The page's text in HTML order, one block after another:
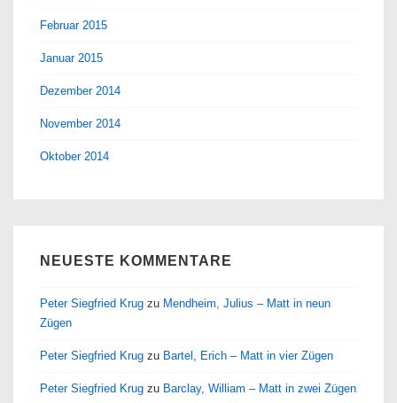
Februar 2015
Januar 2015
Dezember 2014
November 2014
Oktober 2014
NEUESTE KOMMENTARE
Peter Siegfried Krug zu Mendheim, Julius – Matt in neun
Zügen
Peter Siegfried Krug zu Bartel, Erich – Matt in vier Zügen
Peter Siegfried Krug zu Barclay, William – Matt in zwei Zügen